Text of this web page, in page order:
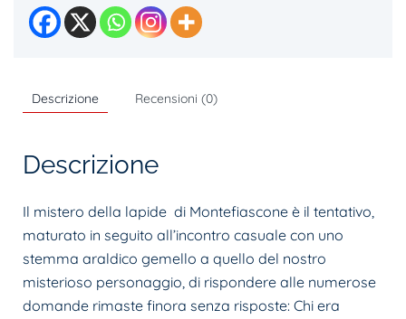
Descrizione Recensioni (0)
Descrizione
Il mistero della lapide di Montefiascone è il tentativo,
maturato in seguito all’incontro casuale con uno
stemma araldico gemello a quello del nostro
misterioso personaggio, di rispondere alle numerose
domande rimaste finora senza risposte: Chi era